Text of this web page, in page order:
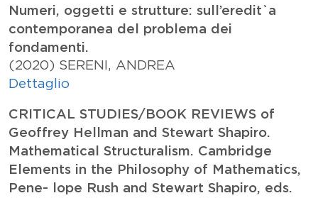
Numeri, oggetti e strutture: sull’eredit`a
contemporanea del problema dei
fondamenti.
(2020) SERENI, ANDREA
Dettaglio
CRITICAL STUDIES/BOOK REVIEWS of
Geoffrey Hellman and Stewart Shapiro.
Mathematical Structuralism. Cambridge
Elements in the Philosophy of Mathematics,
Pene- lope Rush and Stewart Shapiro, eds.